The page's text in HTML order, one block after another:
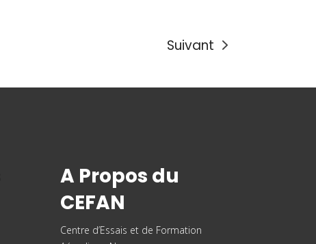
Suivant
A Propos du
CEFAN
Centre d’Essais et de Formation